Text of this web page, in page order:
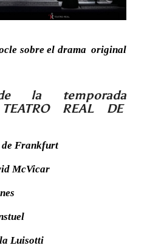
sobre el drama original
la temporada
REAL DE
de Frankfurt
McVicar
Luisotti